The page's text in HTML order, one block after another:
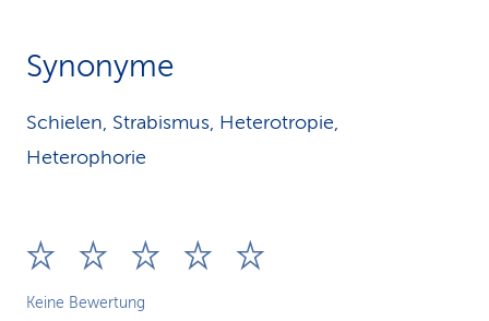
Synonyme
Schielen, Strabismus, Heterotropie,
Heterophorie
Keine Bewertung